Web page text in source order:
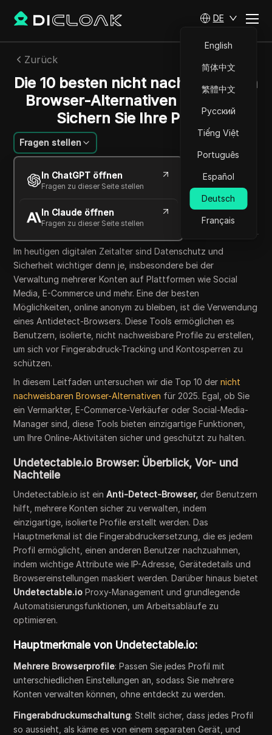
DE
English
简体中文
繁體中文
Русский
Tiếng Việt
Português
Español
Deutsch
Français
Zurück
Die 10 besten nicht nachweisbaren
Browser-Alternativen für 2025:
Sichern Sie Ihre Profile
Fragen stellen
In ChatGPT öffnen
Fragen zu dieser Seite stellen
In Claude öffnen
Fragen zu dieser Seite stellen
Felipe Moreira
17 Okt. 2025 3 min lesen
Copy Link
Im heutigen digitalen Zeitalter sind Datenschutz und
Sicherheit wichtiger denn je, insbesondere bei der
Verwaltung mehrerer Konten auf Plattformen wie Social
Media, E-Commerce und mehr. Eine der besten
Möglichkeiten, online anonym zu bleiben, ist die Verwendung
eines Antidetect-Browsers. Diese Tools ermöglichen es
Benutzern, isolierte, nicht nachweisbare Profile zu erstellen,
um sich vor Fingerabdruck-Tracking und Kontosperren zu
schützen.
In diesem Leitfaden untersuchen wir die Top 10 dernicht
nachweisbaren Browser-Alternativen für 2025. Egal, ob Sie
ein Vermarkter, E-Commerce-Verkäufer oder Social-Media-
Manager sind, diese Tools bieten einzigartige Funktionen,
um Ihre Online-Aktivitäten sicher und geschützt zu halten.
Undetectable.io Browser: Überblick, Vor- und
Nachteile
Undetectable.io ist einAnti-Detect-Browser, der Benutzern
hilft, mehrere Konten sicher zu verwalten, indem
einzigartige, isolierte Profile erstellt werden. Das
Hauptmerkmal ist die Fingerabdruckersetzung, die es jedem
Profil ermöglicht, einen anderen Benutzer nachzuahmen,
indem wichtige Attribute wie IP-Adresse, Gerätedetails und
Browsereinstellungen maskiert werden. Darüber hinaus bietet
Undetectable.io Proxy-Management und grundlegende
Automatisierungsfunktionen, um Arbeitsabläufe zu
optimieren.
Hauptmerkmale von Undetectable.io:
Mehrere Browserprofile: Passen Sie jedes Profil mit
unterschiedlichen Einstellungen an, sodass Sie mehrere
Konten verwalten können, ohne entdeckt zu werden.
Fingerabdruckumschaltung: Stellt sicher, dass jedes Profil
so aussieht, als käme es von einem separaten Gerät, und